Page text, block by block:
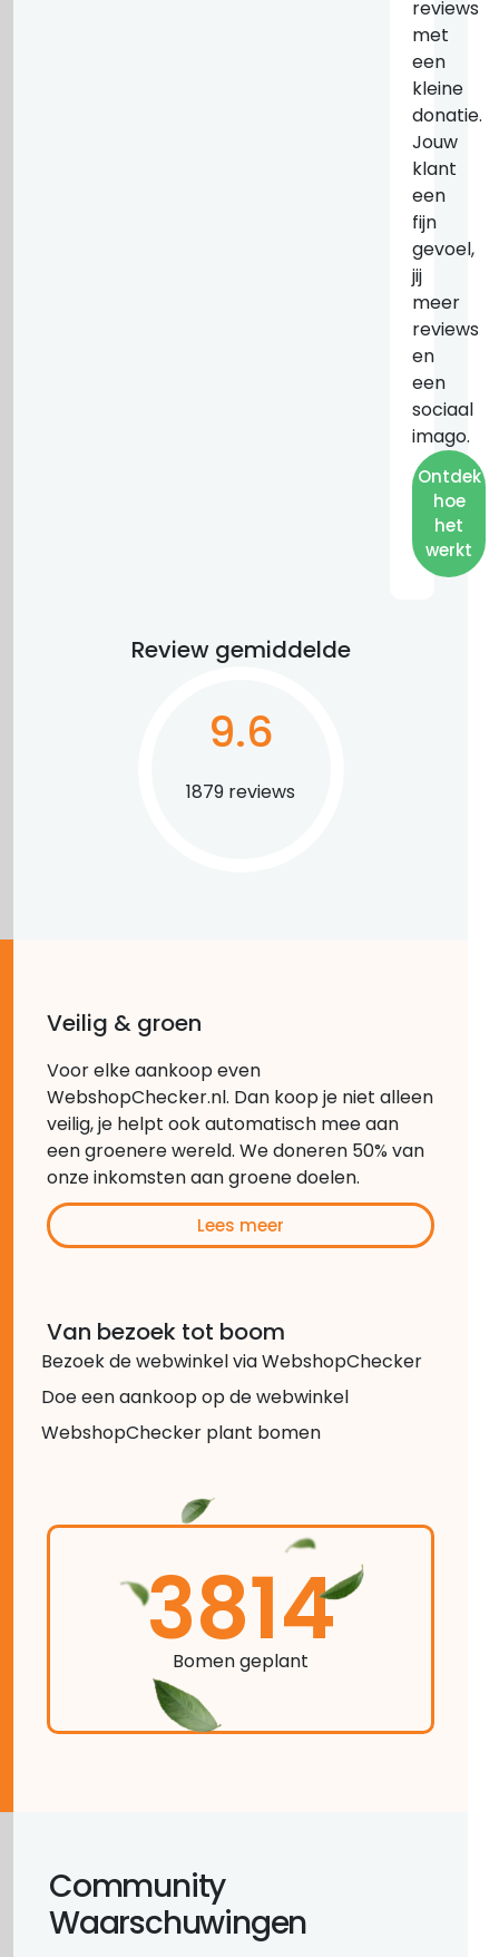
reviews
met
een
kleine
donatie.
Jouw
klant
een
fijn
gevoel,
jij
meer
reviews
en
een
sociaal
imago.
Ontdek
hoe
het
werkt
Review gemiddelde
1879 reviews
9.6
Veilig & groen
Voor elke aankoop even
WebshopChecker.nl. Dan koop je niet alleen
veilig, je helpt ook automatisch mee aan
een groenere wereld. We doneren 50% van
onze inkomsten aan groene doelen.
Lees meer
Van bezoek tot boom
Bezoek de webwinkel via WebshopChecker
Doe een aankoop op de webwinkel
WebshopChecker plant bomen
3814
Bomen geplant
Community
Waarschuwingen